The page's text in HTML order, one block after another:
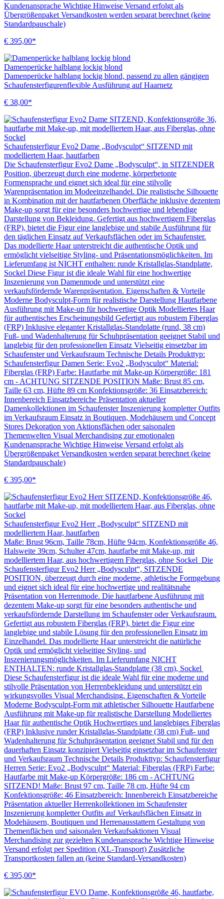
Kundenansprache Wichtige Hinweise Versand erfolgt als
Übergrößenpaket Versandkosten werden separat berechnet (keine
Standardpauschale)
€ 395,00*
Damenperücke halblang lockig blond
Damenperücke halblang lockig blond, passend zu allen gängigen
Schaufensterfigurenflexible Ausführung auf Haarnetz
€ 38,00*
Schaufensterfigur Evo2 Dame „Bodysculpt“ SITZEND mit
modelliertem Haar, hautfarben
Die Schaufensterfigur Evo2 Dame „Bodysculpt“, in SITZENDER
Position, überzeugt durch eine moderne, körperbetonte
Formensprache und eignet sich ideal für eine stilvolle
Warenpräsentation im Modeeinzelhandel. Die realistische Silhouette
in Kombination mit der hautfarbenen Oberfläche inklusive dezentem
Make-up sorgt für eine besonders hochwertige und lebendige
Darstellung von Bekleidung. Gefertigt aus hochwertigem Fiberglas
(FRP), bietet die Figur eine langlebige und stabile Ausführung für
den täglichen Einsatz auf Verkaufsflächen oder im Schaufenster.
Das modellierte Haar unterstreicht die authentische Optik und
ermöglicht vielseitige Styling- und Präsentationsmöglichkeiten. Im
Lieferumfang ist NICHT enthalten: runde Kristallglas-Standplatte,
Sockel Diese Figur ist die ideale Wahl für eine hochwertige
Inszenierung von Damenmode und unterstützt eine
verkaufsfördernde Warenpräsentation. Eigenschaften & Vorteile
Moderne Bodysculpt-Form für realistische Darstellung Hautfarbene
Ausführung mit Make-up für hochwertige Optik Modelliertes Haar
für authentisches Erscheinungsbild Gefertigt aus robustem Fiberglas
(FRP) Inklusive eleganter Kristallglas-Standplatte (rund, 38 cm)
Fuß- und Wadenhalterung für Schuhpräsentation geeignet Stabil und
langlebig für den professionellen Einsatz Vielseitig einsetzbar im
Schaufenster und Verkaufsraum Technische Details Produkttyp:
Schaufensterfigur Damen Serie: Evo2 „Bodysculpt“ Material:
Fiberglas (FRP) Farbe: Hautfarbe mit Make-up Körpergröße: 181
cm - ACHTUNG SITZENDE POSITION Maße: Brust 85 cm,
Taille 63 cm, Hüfte 89 cm Konfektionsgröße: 36 Einsatzbereich:
Innenbereich Einsatzbereiche Präsentation aktueller
Damenkollektionen im Schaufenster Inszenierung kompletter Outfits
im Verkaufsraum Einsatz in Boutiquen, Modehäusern und Concept
Stores Dekoration von Aktionsflächen oder saisonalen
Themenwelten Visual Merchandising zur emotionalen
Kundenansprache Wichtige Hinweise Versand erfolgt als
Übergrößenpaket Versandkosten werden separat berechnet (keine
Standardpauschale)
€ 395,00*
Schaufensterfigur Evo2 Herr „Bodysculpt“ SITZEND mit
modelliertem Haar, hautfarben
Maße: Brust 96cm, Taille 78cm, Hüfte 94cm, Konfektionsgröße 46,
Halsweite 39cm, Schulter 47cm, hautfarbe mit Make-up, mit
modelliertem Haar, aus hochwertigem Fiberglas, ohne Sockel Die
Schaufensterfigur Evo2 Herr „Bodysculpt“, SITZENDE
POSITION, überzeugt durch eine moderne, athletische Formgebung
und eignet sich ideal für eine hochwertige und realitätsnahe
Präsentation von Herrenmode. Die hautfarbene Ausführung mit
dezentem Make-up sorgt für eine besonders authentische und
verkaufsfördernde Darstellung im Schaufenster oder Verkaufsraum.
Gefertigt aus robustem Fiberglas (FRP), bietet die Figur eine
langlebige und stabile Lösung für den professionellen Einsatz im
Einzelhandel. Das modellierte Haar unterstreicht die natürliche
Optik und ermöglicht vielseitige Styling- und
Inszenierungsmöglichkeiten. Im Lieferumfang NICHT
ENTHALTEN: runde Kristallglas-Standplatte (38 cm), Sockel
Diese Schaufensterfigur ist die ideale Wahl für eine moderne und
stilvolle Präsentation von Herrenbekleidung und unterstützt ein
wirkungsvolles Visual Merchandising. Eigenschaften & Vorteile
Moderne Bodysculpt-Form mit athletischer Silhouette Hautfarbene
Ausführung mit Make-up für realistische Darstellung Modelliertes
Haar für authentische Optik Hochwertiges und langlebiges Fiberglas
(FRP) Inklusive runder Kristallglas-Standplatte (38 cm) Fuß- und
Wadenhalterung für Schuhpräsentation geeignet Stabil und für den
dauerhaften Einsatz konzipiert Vielseitig einsetzbar im Schaufenster
und Verkaufsraum Technische Details Produkttyp: Schaufensterfigur
Herren Serie: Evo2 „Bodysculpt“ Material: Fiberglas (FRP) Farbe:
Hautfarbe mit Make-up Körpergröße: 186 cm - ACHTUNG
SITZEND! Maße: Brust 97 cm, Taille 78 cm, Hüfte 94 cm
Konfektionsgröße: 46 Einsatzbereich: Innenbereich Einsatzbereiche
Präsentation aktueller Herrenkollektionen im Schaufenster
Inszenierung kompletter Outfits auf Verkaufsflächen Einsatz in
Modehäusern, Boutiquen und Herrenausstattern Gestaltung von
Themenflächen und saisonalen Verkaufsaktionen Visual
Merchandising zur gezielten Kundenansprache Wichtige Hinweise
Versand erfolgt per Spedition (XL-Transport) Zusätzliche
Transportkosten fallen an (keine Standard-Versandkosten)
€ 395,00*